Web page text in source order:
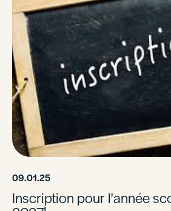
09.01.25
Inscription pour l'année